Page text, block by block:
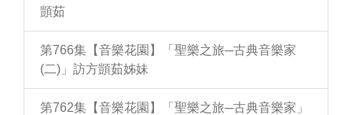
顗茹
第766集【音樂花園】「聖樂之旅─古典音樂家
(二)」訪方顗茹姊妹
第762集【音樂花園】「聖樂之旅─古典音樂家」